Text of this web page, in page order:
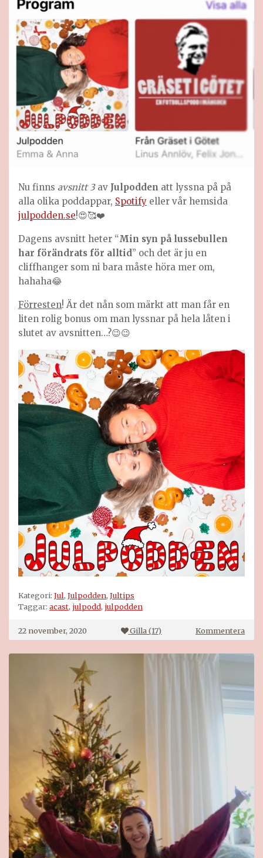
Nu finns avsnitt 3 av Julpodden att lyssna på på
alla olika poddappar, Spotify eller vår hemsida
julpodden.se!😍🥰❤️
Dagens avsnitt heter “Min syn på lussebullen
har förändrats för alltid” och det är ju en
cliffhanger som ni bara måste höra mer om,
hahaha😂
Förresten! Är det nån som märkt att man får en
liten rolig bonus om man lyssnar på hela låten i
slutet av avsnitten…?😉😉
Kategori: Jul, Julpodden, Jultips
Taggar: acast, julpodd, julpodden
22 november, 2020 Gilla (17) Kommenterapå